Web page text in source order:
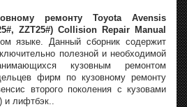
ремонту Toyota Avensis
ZZT25#) Collision Repair Manual
языке. Данный сборник содержит
полезной и необходимой
кузовным ремонтом
фирм по кузовному ремонту
второго поколения с кузовами
и лифтбэк..